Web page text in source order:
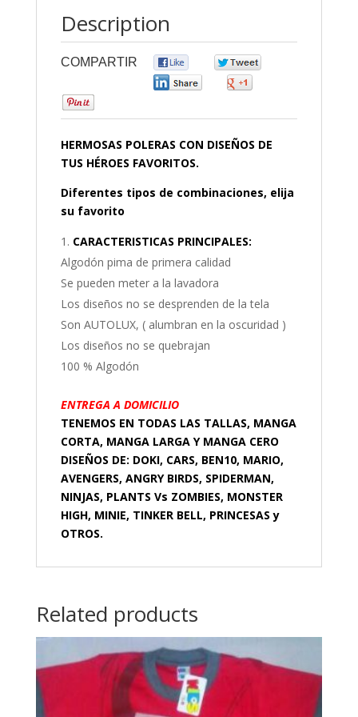
Description
COMPARTIR
HERMOSAS POLERAS CON DISEÑOS DE
TUS HÉROES FAVORITOS.
Diferentes tipos de combinaciones, elija
su favorito
CARACTERISTICAS PRINCIPALES:
Algodón pima de primera calidad
Se pueden meter a la lavadora
Los diseños no se desprenden de la tela
Son AUTOLUX, ( alumbran en la oscuridad )
Los diseños no se quebrajan
100 % Algodón
ENTREGA A DOMICILIO
TENEMOS EN TODAS LAS TALLAS, MANGA
CORTA, MANGA LARGA Y MANGA CERO
DISEÑOS DE: DOKI, CARS, BEN10, MARIO,
AVENGERS, ANGRY BIRDS, SPIDERMAN,
NINJAS, PLANTS Vs ZOMBIES, MONSTER
HIGH, MINIE, TINKER BELL, PRINCESAS y
OTROS.
Related products